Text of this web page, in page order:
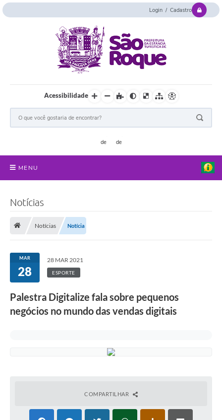
Login / Cadastro
Acessibilidade
MENU
Atribuições
Transparência
Arvorômetro
Notícias
Notícias Notícia
MAR
28
28 MAR 2021
ESPORTE
Palestra Digitalize fala sobre pequenos
negócios no mundo das vendas digitais
COMPARTILHAR